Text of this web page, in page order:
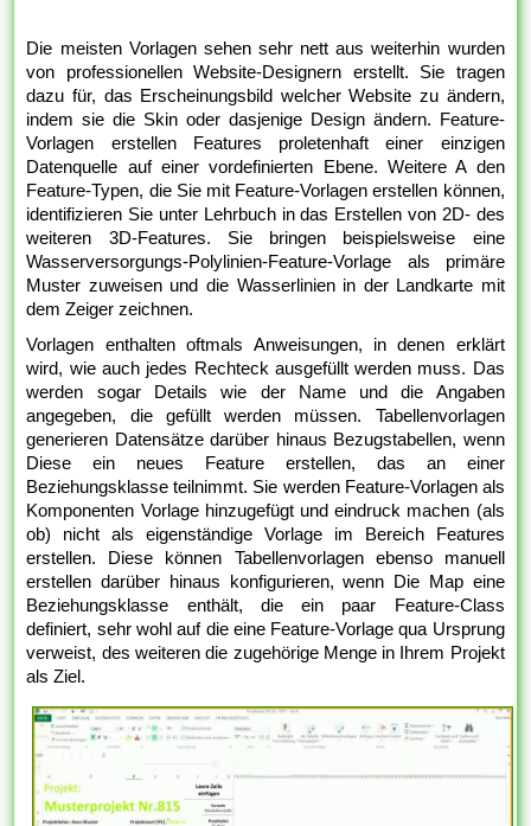
Die meisten Vorlagen sehen sehr nett aus weiterhin wurden
von professionellen Website-Designern erstellt. Sie tragen
dazu für, das Erscheinungsbild welcher Website zu ändern,
indem sie die Skin oder dasjenige Design ändern. Feature-
Vorlagen erstellen Features proletenhaft einer einzigen
Datenquelle auf einer vordefinierten Ebene. Weitere A den
Feature-Typen, die Sie mit Feature-Vorlagen erstellen können,
identifizieren Sie unter Lehrbuch in das Erstellen von 2D- des
weiteren 3D-Features. Sie bringen beispielsweise eine
Wasserversorgungs-Polylinien-Feature-Vorlage als primäre
Muster zuweisen und die Wasserlinien in der Landkarte mit
dem Zeiger zeichnen.
Vorlagen enthalten oftmals Anweisungen, in denen erklärt
wird, wie auch jedes Rechteck ausgefüllt werden muss. Das
werden sogar Details wie der Name und die Angaben
angegeben, die gefüllt werden müssen. Tabellenvorlagen
generieren Datensätze darüber hinaus Bezugstabellen, wenn
Diese ein neues Feature erstellen, das an einer
Beziehungsklasse teilnimmt. Sie werden Feature-Vorlagen als
Komponenten Vorlage hinzugefügt und eindruck machen (als
ob) nicht als eigenständige Vorlage im Bereich Features
erstellen. Diese können Tabellenvorlagen ebenso manuell
erstellen darüber hinaus konfigurieren, wenn Die Map eine
Beziehungsklasse enthält, die ein paar Feature-Class
definiert, sehr wohl auf die eine Feature-Vorlage qua Ursprung
verweist, des weiteren die zugehörige Menge in Ihrem Projekt
als Ziel.